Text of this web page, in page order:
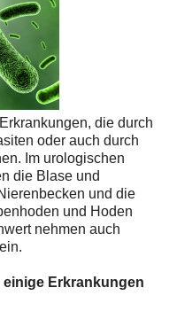
die durch
oder auch durch
Im urologischen
die Blase und
und die
und Hoden
nehmen auch
einige Erkrankungen